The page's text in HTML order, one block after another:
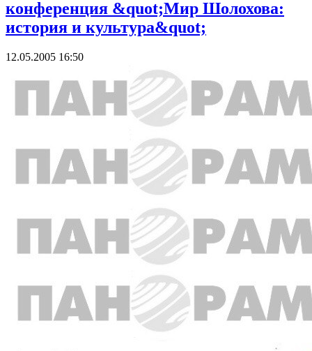
конференция &quot;Мир Шолохова:
история и культура&quot;
12.05.2005 16:50